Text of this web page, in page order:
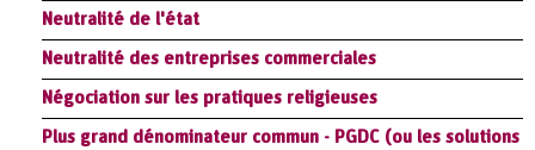
Neutralité de l'état
Neutralité des entreprises commerciales
Négociation sur les pratiques religieuses
Plus grand dénominateur commun - PGDC (ou les solutions